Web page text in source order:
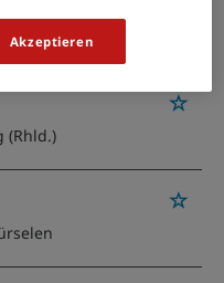
Defense /
(Rhld.)
Akzeptieren